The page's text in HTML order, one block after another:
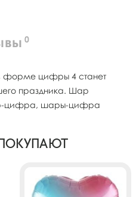
0
форме цифры 4 станет
праздника. Шар
цифра, шары-цифра